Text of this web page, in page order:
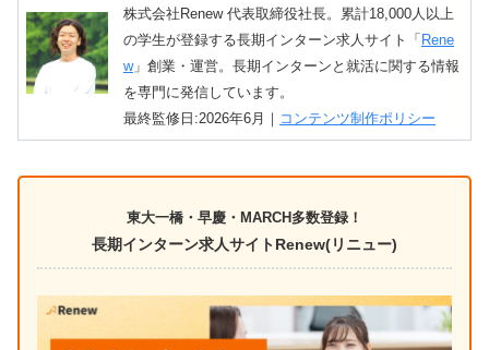
株式会社Renew 代表取締役社長。累計18,000人以上
の学生が登録する長期インターン求人サイト「Rene
w」創業・運営。長期インターンと就活に関する情報
を専門に発信しています。
最終監修日:2026年6月｜ コンテンツ制作ポリシー
東大一橋・早慶・MARCH多数登録！
長期インターン求人サイトRenew(リニュー)